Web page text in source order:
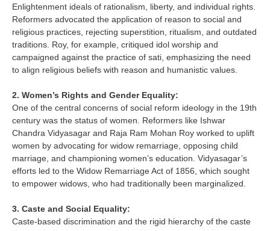
Enlightenment ideals of rationalism, liberty, and individual rights.
Reformers advocated the application of reason to social and
religious practices, rejecting superstition, ritualism, and outdated
traditions. Roy, for example, critiqued idol worship and
campaigned against the practice of sati, emphasizing the need
to align religious beliefs with reason and humanistic values.
2. Women’s Rights and Gender Equality:
One of the central concerns of social reform ideology in the 19th
century was the status of women. Reformers like Ishwar
Chandra Vidyasagar and Raja Ram Mohan Roy worked to uplift
women by advocating for widow remarriage, opposing child
marriage, and championing women’s education. Vidyasagar’s
efforts led to the Widow Remarriage Act of 1856, which sought
to empower widows, who had traditionally been marginalized.
3. Caste and Social Equality:
Caste-based discrimination and the rigid hierarchy of the caste